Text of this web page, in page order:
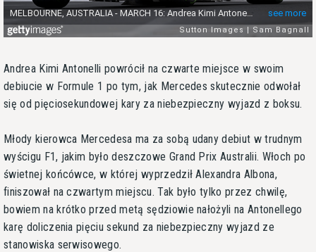
Andrea Kimi Antonelli powrócił na czwarte miejsce w swoim
debiucie w Formule 1 po tym, jak Mercedes skutecznie odwołał
się od pięciosekundowej kary za niebezpieczny wyjazd z boksu.
Młody kierowca Mercedesa ma za sobą udany debiut w trudnym
wyścigu F1, jakim było deszczowe Grand Prix Australii. Włoch po
świetnej końcówce, w której wyprzedził Alexandra Albona,
finiszował na czwartym miejscu. Tak było tylko przez chwilę,
bowiem na krótko przed metą sędziowie nałożyli na Antonellego
karę doliczenia pięciu sekund za niebezpieczny wyjazd ze
stanowiska serwisowego.